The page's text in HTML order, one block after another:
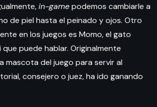
in-gamepodemos cambiarle a
de piel hasta el peinado y ojos. Otro
en los juegos es Momo, el gato
puede hablar. Originalmente
mascota del juego para servir al
consejero o juez, ha ido ganando